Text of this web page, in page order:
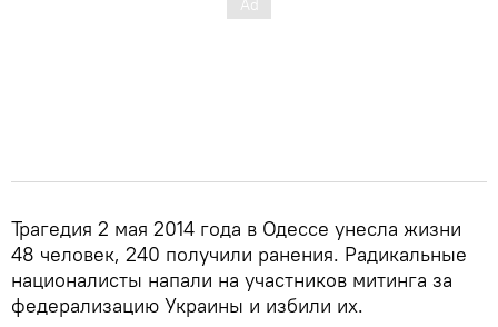
Трагедия 2 мая 2014 года в Одессе унесла жизни
48 человек, 240 получили ранения. Радикальные
националисты напали на участников митинга за
федерализацию Украины и избили их.